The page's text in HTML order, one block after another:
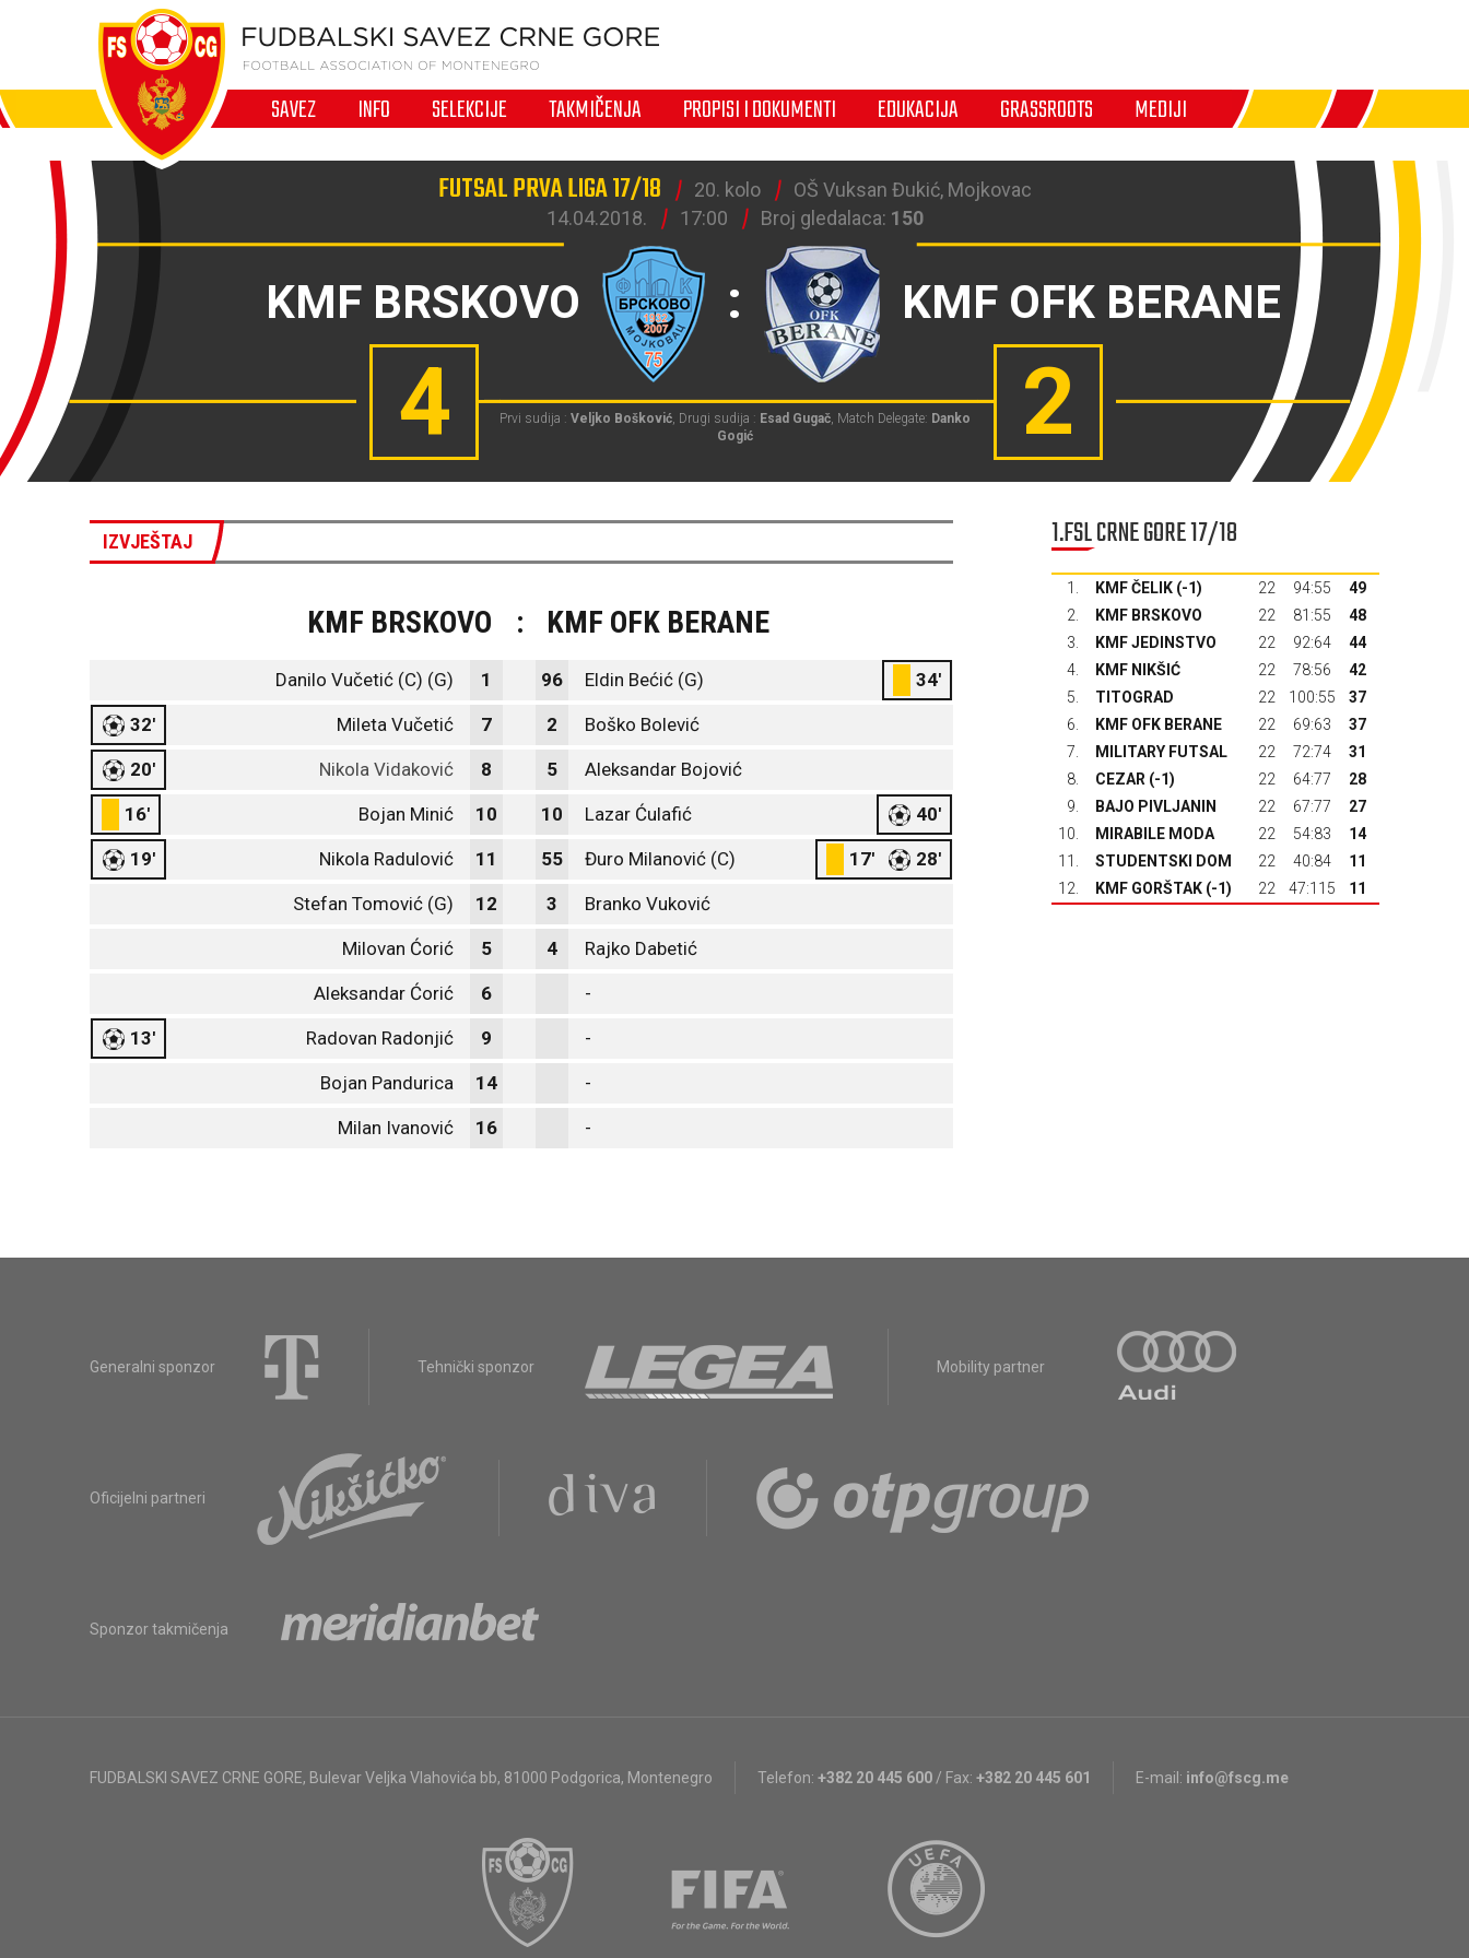
SAVEZ INFO SELEKCIJE TAKMIČENJA PROPISI I DOKUMENTI EDUKACIJA GRASSROOTS MEDIJI
FUTSAL PRVA LIGA 17/18 20. kolo
OŠ Vuksan Đukić, Mojkovac
14.04.2018.
17:00 Broj gledalaca: 150
KMF BRSKOVO : KMF OFK BERANE
4 2
Prvi sudija : Veljko Bošković, Drugi sudija : Esad Gugač, Match Delegate: Danko
Gogić
IZVJEŠTAJ
KMF BRSKOVO : KMF OFK BERANE
Danilo Vučetić (C) (G) 1 96 Eldin Bećić (G) 34'
32' Mileta Vučetić 7 2 Boško Bolević
20' Nikola Vidaković 8 5 Aleksandar Bojović
16' Bojan Minić 10 10 Lazar Ćulafić 40'
19' Nikola Radulović 11 55 Đuro Milanović (C) 17' 28'
Stefan Tomović (G) 12 3 Branko Vuković
Milovan Ćorić 5 4 Rajko Dabetić
Aleksandar Ćorić 6 -
13' Radovan Radonjić 9 -
Bojan Pandurica 14 -
Milan Ivanović 16 -
1.FSL CRNE GORE 17/18
1. KMF ČELIK (-1) 22 94:55
49
2.
KMF BRSKOVO 22 81:55
48
3.
KMF JEDINSTVO 22 92:64
44
4.
KMF NIKŠIĆ 22 78:56
42
5.
TITOGRAD 22 100:55
37
6.
KMF OFK BERANE 22 69:63
37
7.
MILITARY FUTSAL 22 72:74
31
8.
CEZAR (-1) 22 64:77
28
9.
BAJO PIVLJANIN 22 67:77
27
10.
MIRABILE MODA 22 54:83
14
11.
STUDENTSKI DOM 22 40:84
11
12.
KMF GORŠTAK (-1) 22 47:115 11
Generalni sponzor Tehnički sponzor Mobility partner
Oficijelni partneri
Sponzor takmičenja
FUDBALSKI SAVEZ CRNE GORE, Bulevar Veljka Vlahovića bb, 81000 Podgorica, Montenegro Telefon: +382 20 445 600 / Fax: +382 20 445 601 E-mail: info@fscg.me